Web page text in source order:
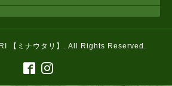
【ミナウタリ】 . All Rights Reserved.